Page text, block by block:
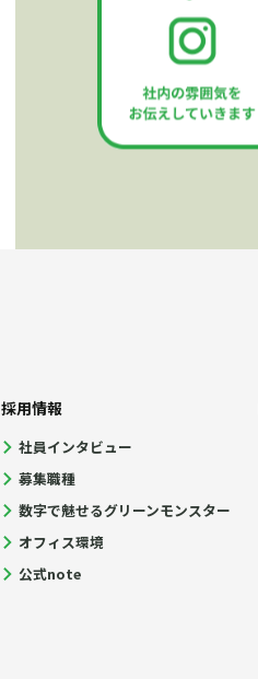
採用情報
社員インタビュー
募集職種
数字で魅せるグリーンモンスター
オフィス環境
公式note